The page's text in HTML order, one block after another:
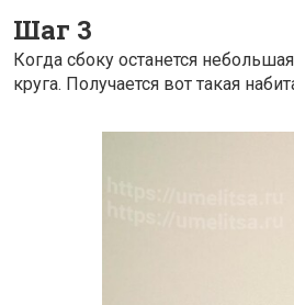
Шаг 3
Когда сбоку останется
круга. Получается вот такая